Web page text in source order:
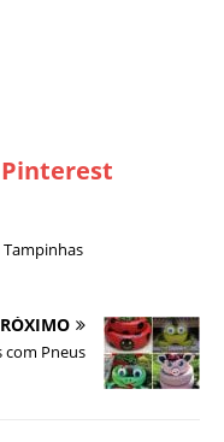
Pinterest
Tampinhas
com Pneus